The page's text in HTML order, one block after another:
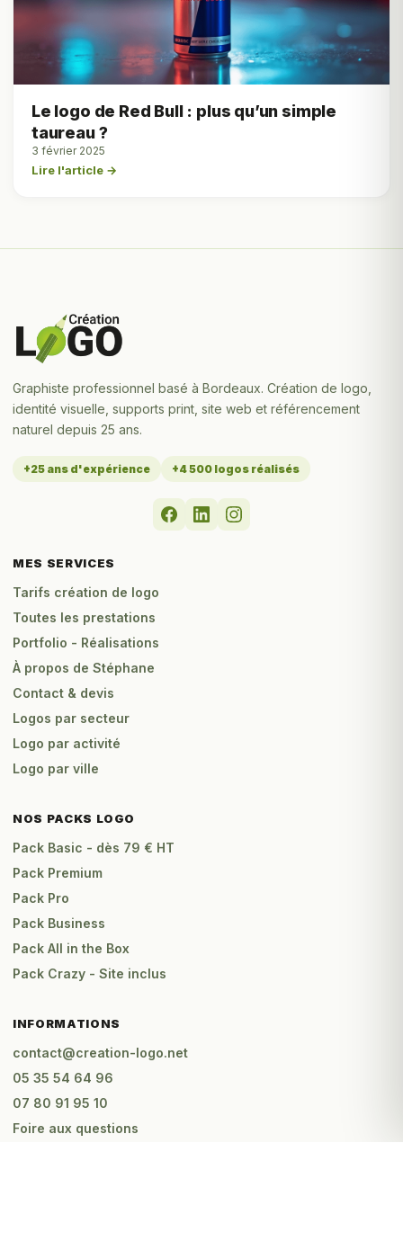
Le logo de Red Bull : plus qu’un simple
taureau ?
3 février 2025
Lire l'article →
Graphiste professionnel basé à Bordeaux. Création de logo,
identité visuelle, supports print, site web et référencement
naturel depuis 25 ans.
+25 ans d'expérience +4 500 logos réalisés
MES SERVICES
Tarifs création de logo
Toutes les prestations
Portfolio - Réalisations
À propos de Stéphane
Contact & devis
Logos par secteur
Logo par activité
Logo par ville
NOS PACKS LOGO
Pack Basic - dès 79 € HT
Pack Premium
Pack Pro
Pack Business
Pack All in the Box
Pack Crazy - Site inclus
INFORMATIONS
contact@creation-logo.net
05 35 54 64 96
07 80 91 95 10
Foire aux questions